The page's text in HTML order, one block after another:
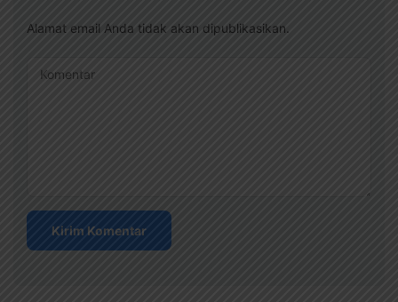
Alamat email Anda tidak akan dipublikasikan.
Komentar